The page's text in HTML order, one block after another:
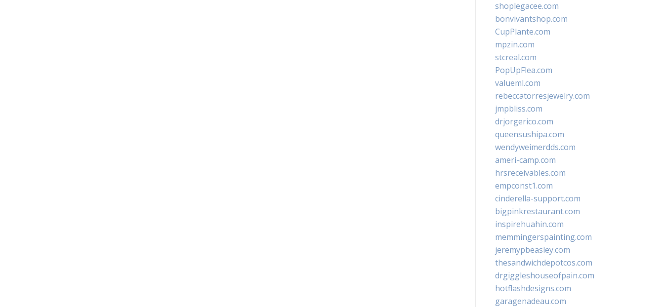
shoplegacee.com
bonvivantshop.com
CupPlante.com
mpzin.com
stcreal.com
PopUpFlea.com
valueml.com
rebeccatorresjewelry.com
jmpbliss.com
drjorgerico.com
queensushipa.com
wendyweimerdds.com
ameri-camp.com
hrsreceivables.com
empconst1.com
cinderella-support.com
bigpinkrestaurant.com
inspirehuahin.com
memmingerspainting.com
jeremypbeasley.com
thesandwichdepotcos.com
drgiggleshouseofpain.com
hotflashdesigns.com
garagenadeau.com